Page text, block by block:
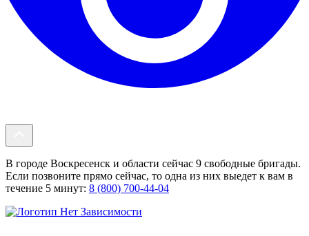
В городе Воскресенск и области сейчас 9 свободные бригады.
Если позвоните прямо сейчас, то одна из них выедет к вам в
течение 5 минут: 8 (800) 700-44-04